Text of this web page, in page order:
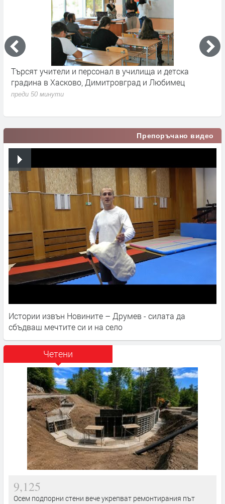
Търсят учители и персонал в училища и детска
градина в Хасково, Димитровград и Любимец
преди 50 минути
Препоръчано видео
Истории извън Новините – Друмев - силата да
сбъдваш мечтите си и на село
Четени
9,125
Осем подпорни стени вече укрепват ремонтирания път